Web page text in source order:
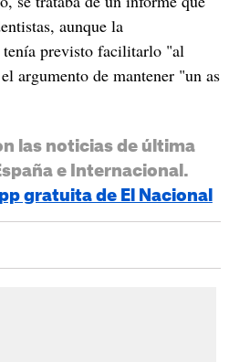
aunque la
previsto facilitarlo "al
argumento de mantener "un as
las noticias de última
e Internacional.
gratuita de El Nacional